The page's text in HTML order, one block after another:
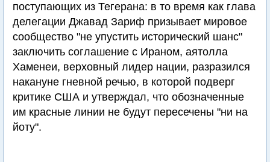
поступающих из Тегерана: в то время как глава
делегации Джавад Зариф призывает мировое
сообщество "не упустить исторический шанс"
заключить соглашение с Ираном, аятолла
Хаменеи, верховный лидер нации, разразился
накануне гневной речью, в которой подверг
критике США и утверждал, что обозначенные
им красные линии не будут пересечены "ни на
йоту".